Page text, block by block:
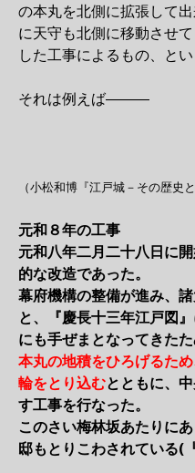
の本丸を北側に拡張して
に天守も北側に移動させ
した工事によるもの、と
それは例えば―――
（小松和博『江戸城－その歴史
元和８年の工事
元和八年二月二十八日に
的な改造であった。
幕府機構の整備が進み、
と、『慶長十三年江戸図
にも手ぜまとなってきたた
本丸の地積をひろげるた
輪をとり込むとともに、
す工事を行なった。
このさい梅林坂あたりに
邸もとりこわされている(